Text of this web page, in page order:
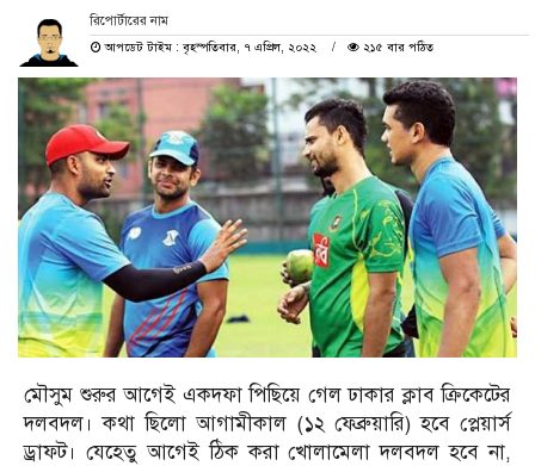
রিপোর্টারের নাম
আপডেট টাইম : বৃহস্পতিবার, ৭ এপ্রিল, ২০২২
২১৫ বার পঠিত
মৌসুম শুরুর আগেই একদফা পিছিয়ে গেল ঢাকার ক্লাব ক্রিকেটের
দলবদল। কথা ছিলো আগামীকাল (১২ ফেব্রুয়ারি) হবে প্লেয়ার্স
ড্রাফট। যেহেতু আগেই ঠিক করা খোলামেলা দলবদল হবে না,